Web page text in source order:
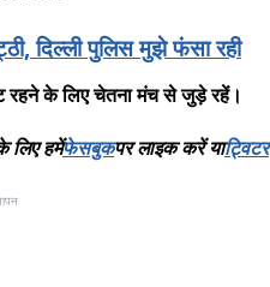
दिल्ली पुलिस मुझे फंसा रही
रहनेकेलिएचेतनामंचसेजुड़ेरहें।
लिए हमेंफेसबुकपर लाइक करें याट्विटर